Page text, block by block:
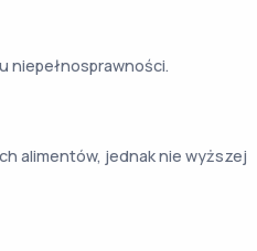
niepełnosprawności.
alimentów, jednak nie wyższej